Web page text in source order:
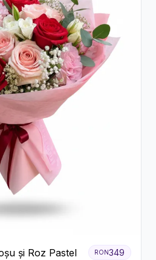
și Roz Pastel RON349